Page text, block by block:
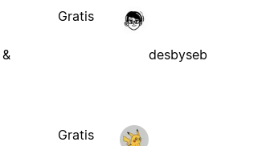
Gratis
desbyseb
Gratis